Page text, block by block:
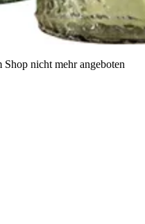
nicht mehr angeboten